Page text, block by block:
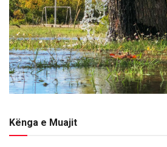
Kënga e Muajit